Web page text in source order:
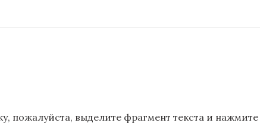
пожалуйста, выделите фрагмент текста и нажмите